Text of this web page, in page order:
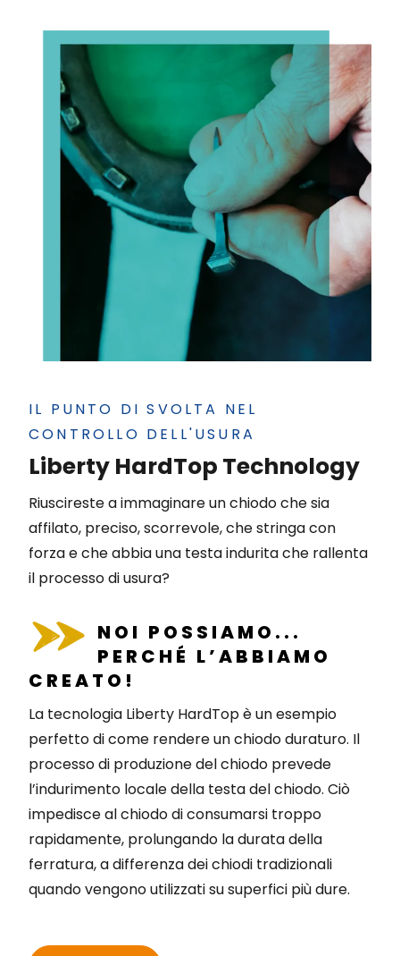
IL PUNTO DI SVOLTA NEL
CONTROLLO DELL'USURA
Liberty HardTop Technology
Riuscireste a immaginare un chiodo che sia
affilato, preciso, scorrevole, che stringa con
forza e che abbia una testa indurita che rallenta
il processo di usura?
NOI POSSIAMO...
PERCHÉ L’ABBIAMO
CREATO!
La tecnologia Liberty HardTop è un esempio
perfetto di come rendere un chiodo duraturo. Il
processo di produzione del chiodo prevede
l’indurimento locale della testa del chiodo. Ciò
impedisce al chiodo di consumarsi troppo
rapidamente, prolungando la durata della
ferratura, a differenza dei chiodi tradizionali
quando vengono utilizzati su superfici più dure.